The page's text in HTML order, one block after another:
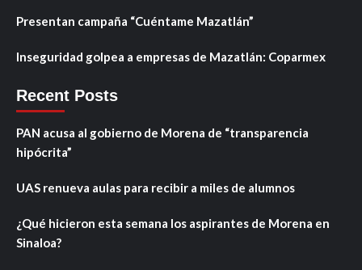
Presentan campaña “Cuéntame Mazatlán”
Inseguridad golpea a empresas de Mazatlán: Coparmex
Recent Posts
PAN acusa al gobierno de Morena de “transparencia
hipócrita”
UAS renueva aulas para recibir a miles de alumnos
¿Qué hicieron esta semana los aspirantes de Morena en
Sinaloa?